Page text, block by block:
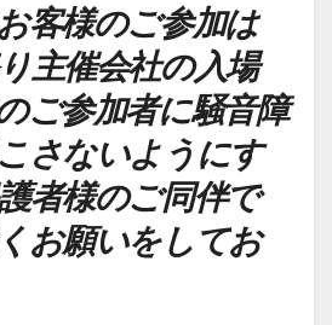
客様のご参加は
主催会社の入場
ご参加者に騒音障
さないようにす
者様のご同伴で
お願いをしてお